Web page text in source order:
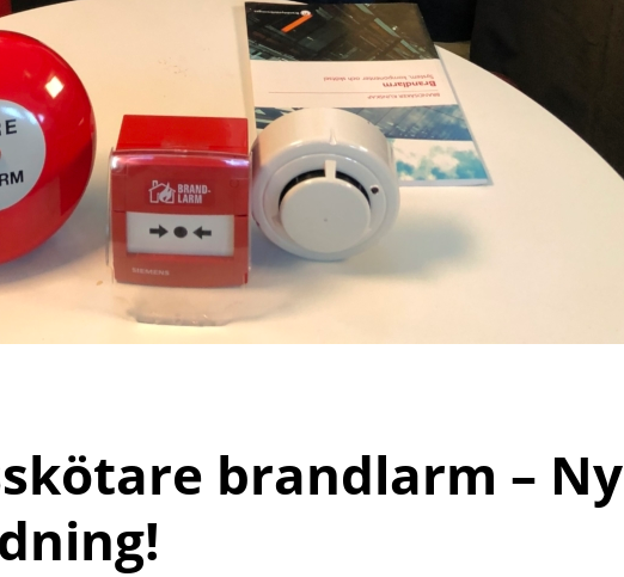
brandlarm – Ny